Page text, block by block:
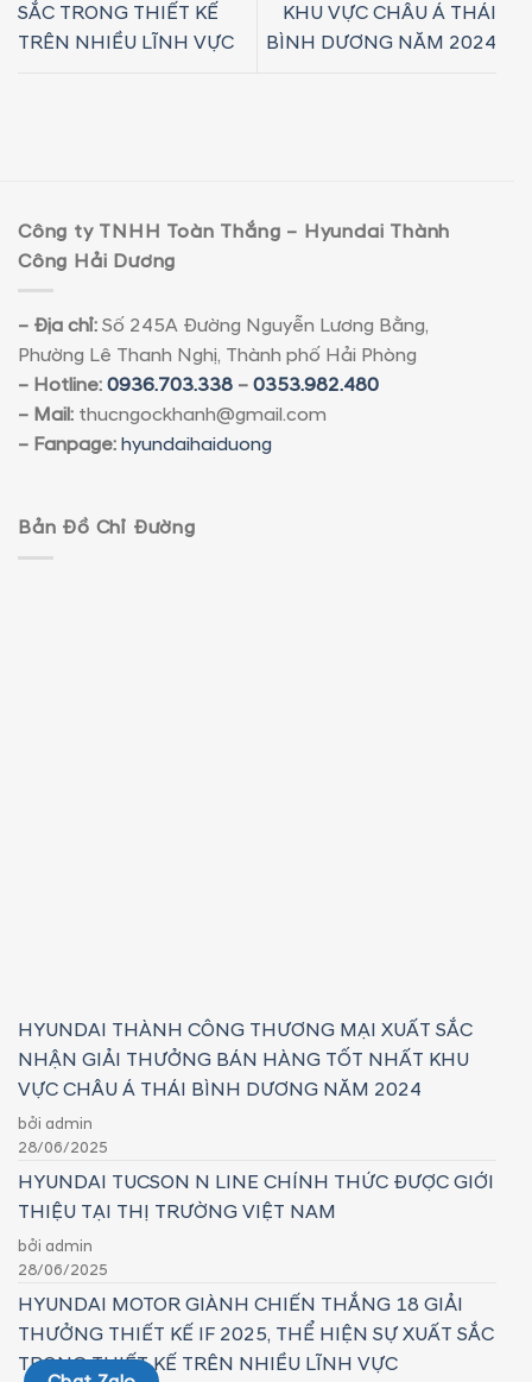
SẮC TRONG THIẾT KẾ
TRÊN NHIỀU LĨNH VỰC
KHU VỰC CHÂU Á THÁI
BÌNH DƯƠNG NĂM 2024
Công ty TNHH Toàn Thắng – Hyundai Thành
Công Hải Dương
– Địa chỉ: Số 245A Đường Nguyễn Lương Bằng,
Phường Lê Thanh Nghị, Thành phố Hải Phòng
– Hotline: 0936.703.338 – 0353.982.480
– Mail: thucngockhanh@gmail.com
– Fanpage: hyundaihaiduong
Bản Đồ Chỉ Đường
HYUNDAI THÀNH CÔNG THƯƠNG MẠI XUẤT SẮC
NHẬN GIẢI THƯỞNG BÁN HÀNG TỐT NHẤT KHU
VỰC CHÂU Á THÁI BÌNH DƯƠNG NĂM 2024
bởi admin
28/06/2025
HYUNDAI TUCSON N LINE CHÍNH THỨC ĐƯỢC GIỚI
THIỆU TẠI THỊ TRƯỜNG VIỆT NAM
bởi admin
28/06/2025
HYUNDAI MOTOR GIÀNH CHIẾN THẮNG 18 GIẢI
THƯỞNG THIẾT KẾ IF 2025, THỂ HIỆN SỰ XUẤT SẮC
TRONG THIẾT KẾ TRÊN NHIỀU LĨNH VỰC